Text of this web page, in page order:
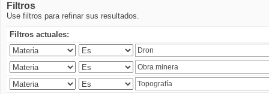
Filtros
Use filtros para refinar sus resultados.
Filtros actuales: